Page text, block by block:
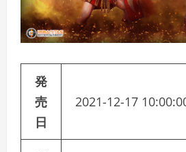
発
売
日
2021-12-17